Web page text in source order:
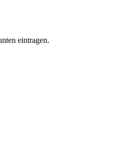
eintragen.